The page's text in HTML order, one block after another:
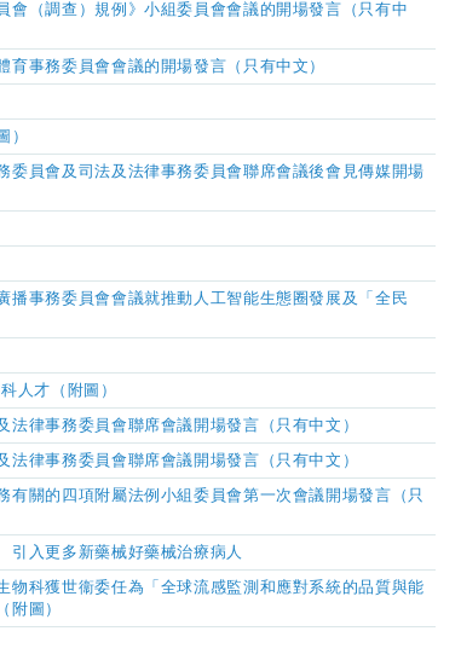
會（調查）規例》小組委員會會議的開場發言（只有中
事務委員會會議的開場發言（只有中文）
）
委員會及司法及法律事務委員會聯席會議後會見傳媒開場
播事務委員會會議就推動人工智能生態圈發展及「全民
人才（附圖）
律事務委員會聯席會議開場發言（只有中文）
律事務委員會聯席會議開場發言（只有中文）
有關的四項附屬法例小組委員會第一次會議開場發言（只
引入 更多新藥械好藥械治療病人
物科獲世衞委任為「全球流感監測和應對系統的品質與能
附圖）